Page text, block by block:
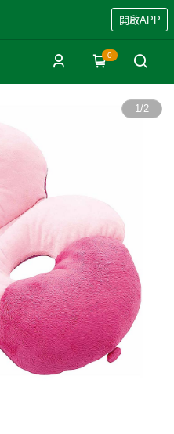
開啟APP
0
1/2